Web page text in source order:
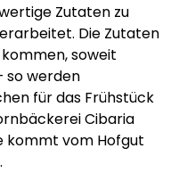
Zutaten zu
Die Zutaten
soweit
so werden
für das Frühstück
Cibaria
kommt vom Hofgut